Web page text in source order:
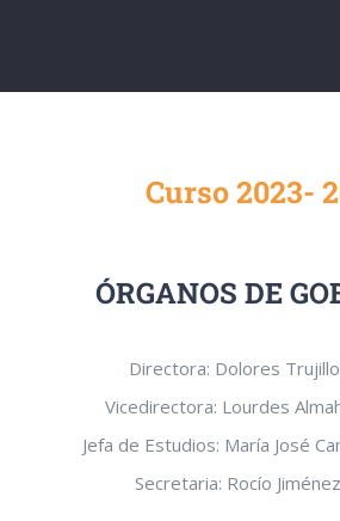
Curso 2023-
ÓRGANOS DE
Directora: Dolores
Vicedirectora: Lourdes
Jefa de Estudios: María José
Secretaria: Rocío